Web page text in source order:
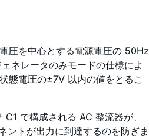
圧を中心とする電源電圧の 50Hz
ネレータのみモードの仕様によ
態電圧の±7V 以内の値をとるこ
で構成される AC 整流器が、
ントが出力に到達するのを防ぎま